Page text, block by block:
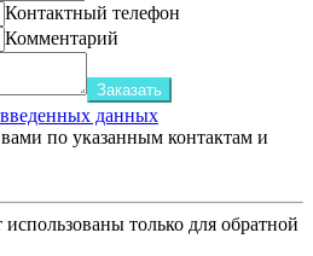
Контактный телефон
Комментарий
Заказать
данных
по указанным контактам и
только для обратной